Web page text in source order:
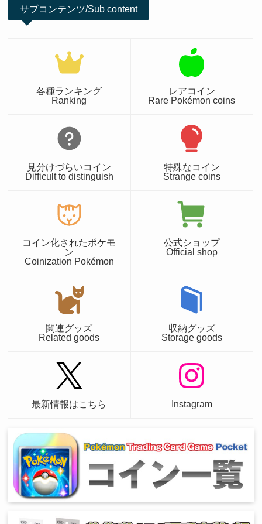
サブコンテンツ/Sub content
各種ランキング
Ranking
レアコイン
Rare Pokémon coins
見分けづらいコイン
Difficult to distinguish
特殊なコイン
Strange coins
コイン化されたポケモ
ン
Coinization Pokémon
公式ショップ
Official shop
関連グッズ
Related goods
収納グッズ
Storage goods
最新情報はこちら Instagram